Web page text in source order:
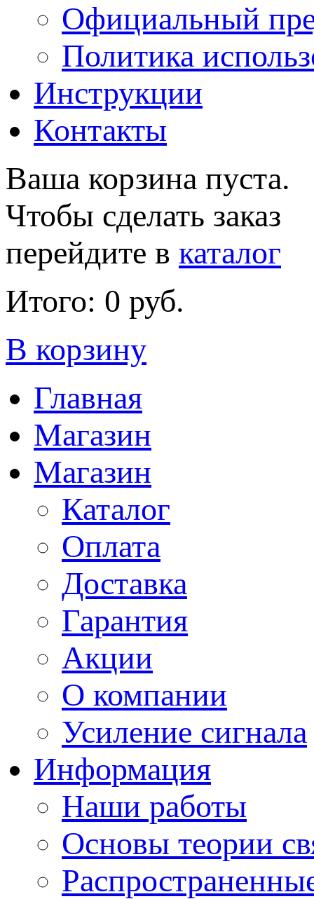
Официальный
Политика
Инструкции
Контакты
Ваша корзина пуста.
Чтобы сделать заказ
перейдите в каталог
Итого: 0 руб.
В корзину
Главная
Магазин
Магазин
Каталог
Оплата
Доставка
Гарантия
Акции
О компании
Усиление сигнала
Информация
Наши работы
Основы теории